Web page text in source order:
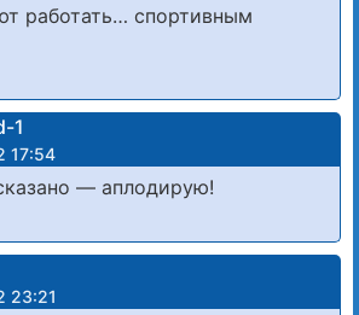
работать… спортивным
1
17:54
— аплодирую!
23:21